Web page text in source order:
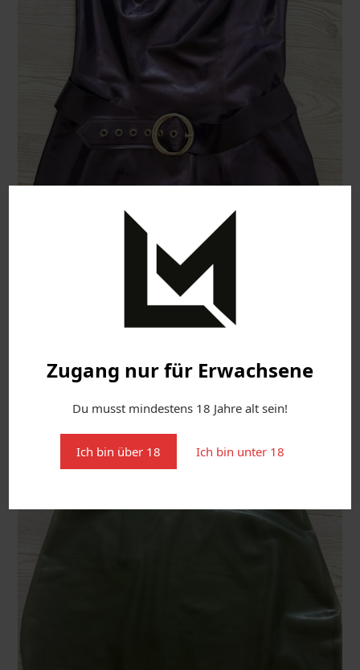
Zugang nur für Erwachsene
Du musst mindestens 18 Jahre alt sein!
Ich bin über 18 Ich bin unter 18
Kurzes Neckholder Kleid mit Gürtel von